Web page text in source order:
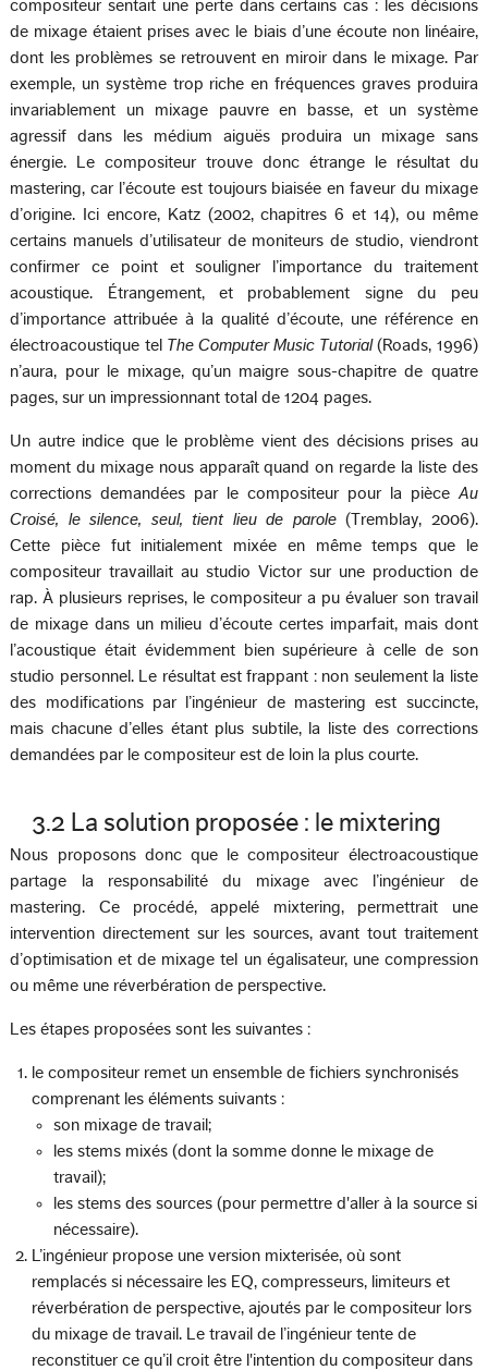
compositeur sentait une perte dans certains cas : les décisions
de mixage étaient prises avec le biais d’une écoute non linéaire,
dont les problèmes se retrouvent en miroir dans le mixage. Par
exemple, un système trop riche en fréquences graves produira
invariablement un mixage pauvre en basse, et un système
agressif dans les médium aiguës produira un mixage sans
énergie. Le compositeur trouve donc étrange le résultat du
mastering, car l’écoute est toujours biaisée en faveur du mixage
d’origine. Ici encore, Katz (2002, chapitres 6 et 14), ou même
certains manuels d’utilisateur de moniteurs de studio, viendront
confirmer ce point et souligner l’importance du traitement
acoustique. Étrangement, et probablement signe du peu
d’importance attribuée à la qualité d’écoute, une référence en
électroacoustique tel The Computer Music Tutorial(Roads, 1996)
n’aura, pour le mixage, qu’un maigre sous-chapitre de quatre
pages, sur un impressionnant total de 1204 pages.
Un autre indice que le problème vient des décisions prises au
moment du mixage nous apparaît quand on regarde la liste des
corrections demandées par le compositeur pour la pièce Au
Croisé, le silence, seul, tient lieu de parole(Tremblay, 2006).
Cette pièce fut initialement mixée en même temps que le
compositeur travaillait au studio Victor sur une production de
rap. À plusieurs reprises, le compositeur a pu évaluer son travail
de mixage dans un milieu d’écoute certes imparfait, mais dont
l’acoustique était évidemment bien supérieure à celle de son
studio personnel. Le résultat est frappant : non seulement la liste
des modifications par l’ingénieur de mastering est succincte,
mais chacune d’elles étant plus subtile, la liste des corrections
demandées par le compositeur est de loin la plus courte.
3.2 La solution proposée : le mixtering
Nous proposons donc que le compositeur électroacoustique
partage la responsabilité du mixage avec l’ingénieur de
mastering. Ce procédé, appelé mixtering, permettrait une
intervention directement sur les sources, avant tout traitement
d’optimisation et de mixage tel un égalisateur, une compression
ou même une réverbération de perspective.
Les étapes proposées sont les suivantes :
le compositeur remet un ensemble de fichiers synchronisés
comprenant les éléments suivants :
son mixage de travail;
les stems mixés (dont la somme donne le mixage de
travail);
les stems des sources (pour permettre d'aller à la source si
nécessaire).
L’ingénieur propose une version mixterisée, où sont
remplacés si nécessaire les EQ, compresseurs, limiteurs et
réverbération de perspective, ajoutés par le compositeur lors
du mixage de travail. Le travail de l’ingénieur tente de
reconstituer ce qu’il croit être l'intention du compositeur dans